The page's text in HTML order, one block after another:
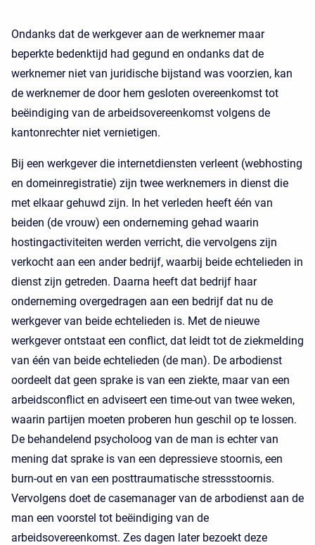
Ondanks dat de werkgever aan de werknemer maar
beperkte bedenktijd had gegund en ondanks dat de
werknemer niet van juridische bijstand was voorzien, kan
de werknemer de door hem gesloten overeenkomst tot
beëindiging van de arbeidsovereenkomst volgens de
kantonrechter niet vernietigen.
Bij een werkgever die internetdiensten verleent (webhosting
en domeinregistratie) zijn twee werknemers in dienst die
met elkaar gehuwd zijn. In het verleden heeft één van
beiden (de vrouw) een onderneming gehad waarin
hostingactiviteiten werden verricht, die vervolgens zijn
verkocht aan een ander bedrijf, waarbij beide echtelieden in
dienst zijn getreden. Daarna heeft dat bedrijf haar
onderneming overgedragen aan een bedrijf dat nu de
werkgever van beide echtelieden is. Met de nieuwe
werkgever ontstaat een conflict, dat leidt tot de ziekmelding
van één van beide echtelieden (de man). De arbodienst
oordeelt dat geen sprake is van een ziekte, maar van een
arbeidsconflict en adviseert een time-out van twee weken,
waarin partijen moeten proberen hun geschil op te lossen.
De behandelend psycholoog van de man is echter van
mening dat sprake is van een depressieve stoornis, een
burn-out en van een posttraumatische stressstoornis.
Vervolgens doet de casemanager van de arbodienst aan de
man een voorstel tot beëindiging van de
arbeidsovereenkomst. Zes dagen later bezoekt deze